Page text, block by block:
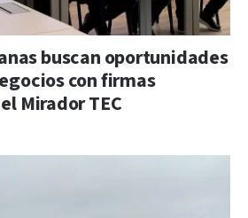
buscan oportunidades
con firmas
Mirador TEC